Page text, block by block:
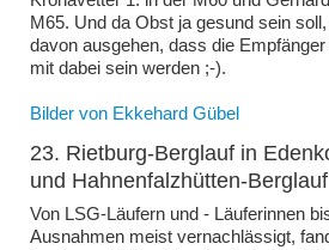
M65. Und da Obst ja gesund sein
davon ausgehen, dass die
mit dabei sein werden ;-).
Bilder von Ekkehard Gübel
23. Rietburg-Berglauf in
und Hahnenfalzhütten-
Von LSG-Läufern und - Läuferinnen
Ausnahmen meist vernachlässigt,